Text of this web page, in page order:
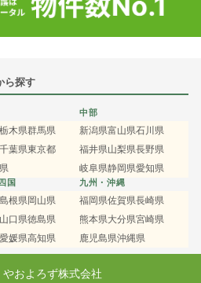
ら探す
木県群馬県
葉県東京都
中部
新潟県富山県石川県
福井県山梨県長野県
岐阜県静岡県愛知県
国
根県岡山県
口県徳島県
媛県高知県
九州・沖縄
福岡県佐賀県長崎県
熊本県大分県宮崎県
鹿児島県沖縄県
およろず株式会社